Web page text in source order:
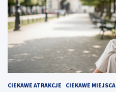
CIEKAWE ATRAKCJE CIEKAWE MIEJSCA